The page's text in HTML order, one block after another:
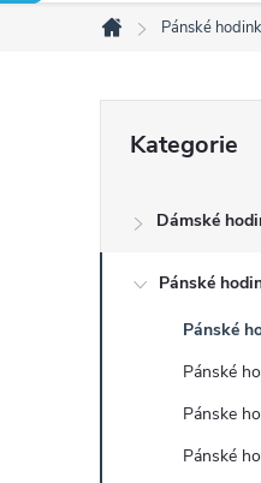
Domů
Pánské
s
kategorie
Kategorie
Dámské
Pánské
Pánské
Pánské
Pánske
Pánské